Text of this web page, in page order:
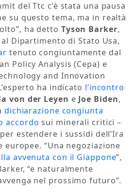
del Ttc c’è stata una pausa
su questo tema, ma in realtà
ha detto Tyson Barker,
Dipartimento di Stato Usa,
tenuto congiuntamente dal
Policy Analysis (Cepa) e
and Innovation
ha indicato l’incontro
von der Leyen e Joe Biden,
dichiarazione congiunta
accordo sui minerali critici –
estendere i sussidi dell’Ira
“Una negoziazione
avvenuta con il Giappone”,
“e naturalmente
nel prossimo futuro”.